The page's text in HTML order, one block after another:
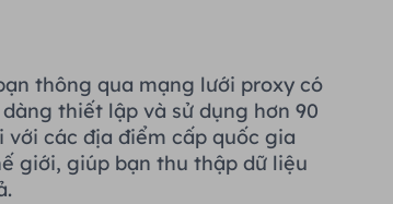
thông qua mạng lưới proxy có
thiết lập và sử dụng hơn 90
các địa điểm cấp quốc gia
giới, giúp bạn thu thập dữ liệu